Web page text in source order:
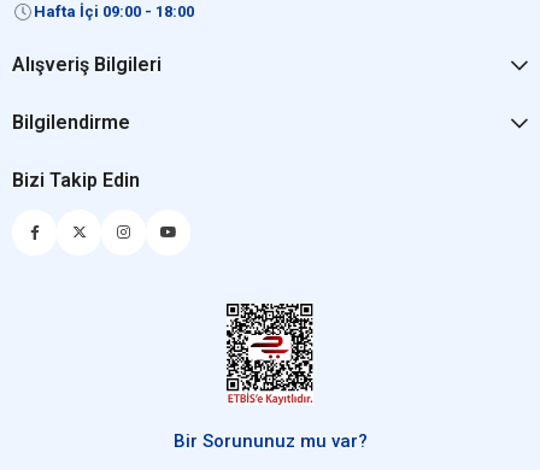
Hafta İçi 09:00 - 18:00
Alışveriş Bilgileri
Bilgilendirme
Bizi Takip Edin
Bir Sorununuz mu var?